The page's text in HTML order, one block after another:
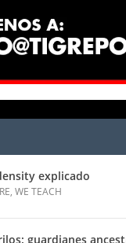
explicado
,WE TEACH
guardianes